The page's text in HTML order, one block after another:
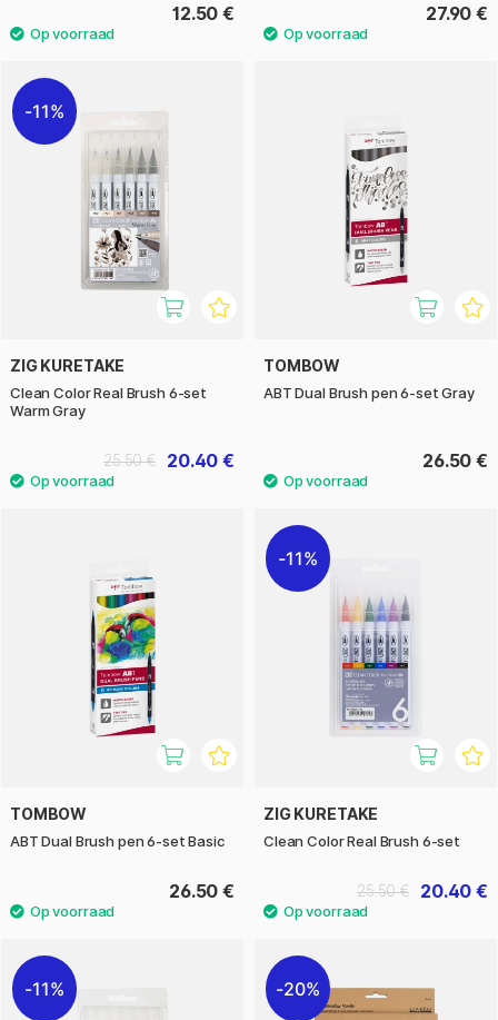
12.50 € 27.90 €
11%
ZIG KURETAKE
Clean Color Real Brush 6-set
Warm Gray
20.40 €
25.50 €
TOMBOW
ABT Dual Brush pen 6-set Gray
26.50 €
TOMBOW
ABT Dual Brush pen 6-set Basic
26.50 €
11%
ZIG KURETAKE
Clean Color Real Brush 6-set
20.40 €
25.50 €
11% 20%